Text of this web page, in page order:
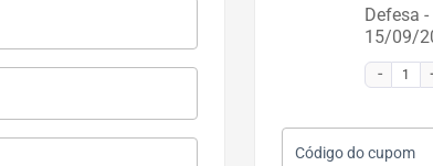
Defesa -
15/09/
Código do cupom